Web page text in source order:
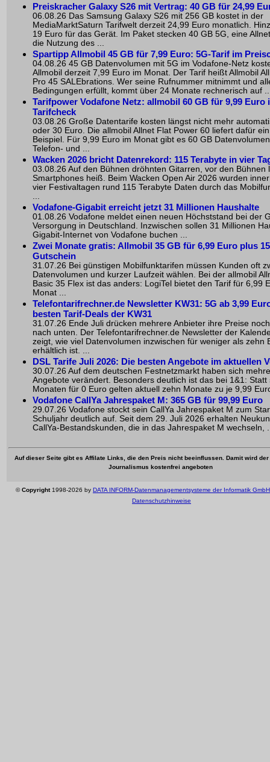
Preiskracher Galaxy S26 mit Vertrag: 40 GB für 24,99
06.08.26 Das Samsung Galaxy S26 mit 256 GB kostet in der
MediaMarktSaturn Tarifwelt derzeit 24,99 Euro monatlich.
19 Euro für das Gerät. Im Paket stecken 40 GB 5G, eine
die Nutzung des ...
Spartipp Allmobil 45 GB für 7,99 Euro: 5G-Tarif im
04.08.26 45 GB Datenvolumen mit 5G im Vodafone-Netz
Allmobil derzeit 7,99 Euro im Monat. Der Tarif heißt Allmobil
Pro 45 SALEbrations. Wer seine Rufnummer mitnimmt und
Bedingungen erfüllt, kommt über 24 Monate rechnerisch auf
Tarifpower Vodafone Netz: allmobil 60 GB für 9,99 Euro
Tarifcheck
03.08.26 Große Datentarife kosten längst nicht mehr
oder 30 Euro. Die allmobil Allnet Flat Power 60 liefert dafür
Beispiel. Für 9,99 Euro im Monat gibt es 60 GB
Telefon- und ...
Wacken 2026 bricht Datenrekord: 115 Terabyte in vier
03.08.26 Auf den Bühnen dröhnten Gitarren, vor den Bühnen
Smartphones heiß. Beim Wacken Open Air 2026 wurden
vier Festivaltagen rund 115 Terabyte Daten durch das
Vodafone-Gigabit erreicht jetzt 31 Millionen Haushalte
01.08.26 Vodafone meldet einen neuen Höchststand bei der
Versorgung in Deutschland. Inzwischen sollen 31 Millionen
Gigabit-Internet von Vodafone buchen ...
Zwei Monate gratis: Allmobil 35 GB für 6,99 Euro plus
Gutschein
31.07.26 Bei günstigen Mobilfunktarifen müssen Kunden oft
Datenvolumen und kurzer Laufzeit wählen. Bei der allmobil
Basic 35 Flex ist das anders: LogiTel bietet den Tarif für 6,99
Monat ...
Telefontarifrechner.de Newsletter KW31: 5G ab 3,99
besten Tarif-Deals der KW31
31.07.26 Ende Juli drücken mehrere Anbieter ihre Preise
nach unten. Der Telefontarifrechner.de Newsletter der
zeigt, wie viel Datenvolumen inzwischen für weniger als zehn
erhältlich ist. ...
DSL Tarife Juli 2026: Die besten Angebote im aktuellen
30.07.26 Auf dem deutschen Festnetzmarkt haben sich
Angebote verändert. Besonders deutlich ist das bei 1&1: Statt
Monaten für 0 Euro gelten aktuell zehn Monate zu je 9,99
Vodafone CallYa Jahrespaket M: 365 GB für 99,99 Euro
29.07.26 Vodafone stockt sein CallYa Jahrespaket M zum
Schuljahr deutlich auf. Seit dem 29. Juli 2026 erhalten
CallYa-Bestandskunden, die in das Jahrespaket M wechseln,
Auf dieser Seite gibt es Affilate Links, die den Preis nicht beeinflussen. Damit wird
Journalismus kostenfrei angeboten
©Copyright1998-2026 by DATA INFORM-Datenmanagementsysteme der Informatik GmbH
Datenschutzhinweise